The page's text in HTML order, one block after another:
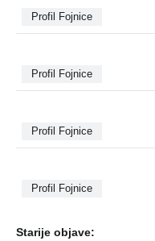
Profil Fojnice
Profil Fojnice
Profil Fojnice
Profil Fojnice
Starije objave: